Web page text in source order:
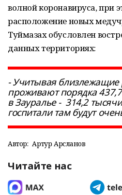
волной коронавируса, при
расположение новых
Туймазах обусловлен
данных территориях:
- Учитывая близлежащие
проживают порядка
в Зауралье - 314,2
госпитали там будут
Автор: Артур Арсланов
Читайте нас